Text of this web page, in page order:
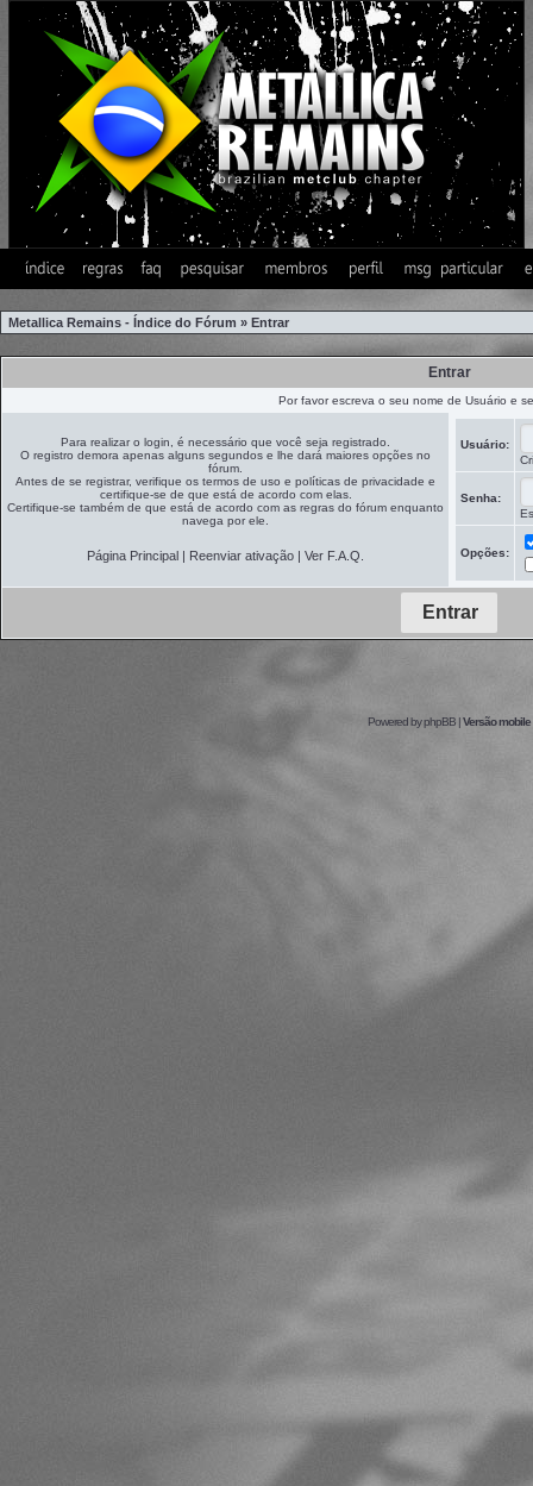
Metallica Remains - Índice do Fórum » Entrar
Entrar
Por favor escreva o seu nome de Usuário e
Para realizar o login, é necessário que você seja registrado.
O registro demora apenas alguns segundos e lhe dará maiores opções no
fórum.
Antes de se registrar, verifique os termos de uso e políticas de privacidade e
certifique-se de que está de acordo com elas.
Certifique-se também de que está de acordo com as regras do fórum enquanto
navega por ele.
Página Principal | Reenviar ativação | Ver F.A.Q.
Usuário:
Senha:
Opções:
Powered byphpBB |Versão mobile